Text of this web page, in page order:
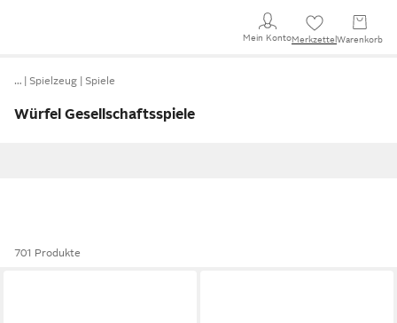
Mein KontoMerkzettel Warenkorb
… Spielzeug Spiele
Würfel Gesellschaftsspiele
701 Produkte